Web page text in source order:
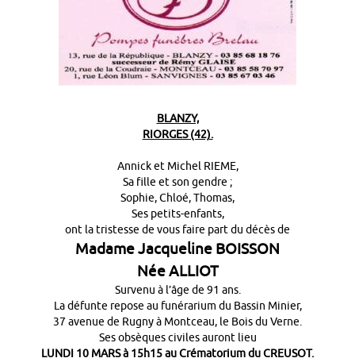
BLANZY,
RIORGES (42).
Annick et Michel RIEME,
Sa fille et son gendre ;
Sophie, Chloé, Thomas,
Ses petits-enfants,
ont la tristesse de vous faire part du décès de
Madame Jacqueline BOISSON
Née ALLIOT
Survenu à l’âge de 91 ans.
La défunte repose au funérarium du Bassin Minier,
37 avenue de Rugny à Montceau, le Bois du Verne.
Ses obsèques civiles auront lieu
LUNDI 10 MARS à 15h15 au Crématorium du CREUSOT.